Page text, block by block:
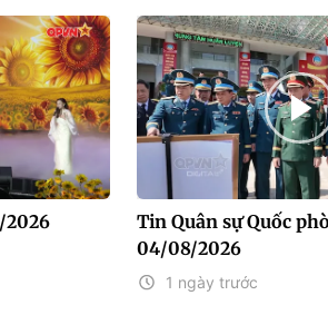
2026
Tin Quân sự Quốc
04/08/2026
1 ngày trước